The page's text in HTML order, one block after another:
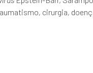
cirurgia,